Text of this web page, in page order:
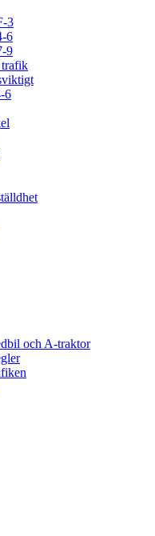
3
6
9
trafik
6
och A-traktor